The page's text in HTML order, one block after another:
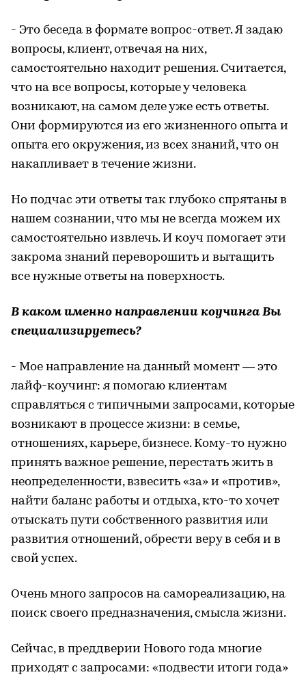
- Это беседа в формате вопрос-ответ. Я задаю
вопросы, клиент, отвечая на них,
самостоятельно находит решения. Считается,
что на все вопросы, которые у человека
возникают, на самом деле уже есть ответы.
Они формируются из его жизненного опыта и
опыта его окружения, из всех знаний, что он
накапливает в течение жизни.
Но подчас эти ответы так глубоко спрятаны в
нашем сознании, что мы не всегда можем их
самостоятельно извлечь. И коуч помогает эти
закрома знаний переворошить и вытащить
все нужные ответы на поверхность.
В каком именно направлении коучинга Вы
специализируетесь?
- Мое направление на данный момент — это
лайф-коучинг: я помогаю клиентам
справляться с типичными запросами, которые
возникают в процессе жизни: в семье,
отношениях, карьере, бизнесе. Кому-то нужно
принять важное решение, перестать жить в
неопределенности, взвесить «за» и «против»,
найти баланс работы и отдыха, кто-то хочет
отыскать пути собственного развития или
развития отношений, обрести веру в себя и в
свой успех.
Очень много запросов на самореализацию, на
поиск своего предназначения, смысла жизни.
Сейчас, в преддверии Нового года многие
приходят с запросами: «подвести итоги года»